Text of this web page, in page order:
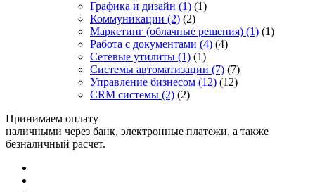
Графика и дизайн (1) (1)
Коммуникации (2) (2)
Маркетинг (облачные решения) (1) (1)
Работа с документами (4) (4)
Сетевые утилиты (1) (1)
Системы автоматизации (7) (7)
Управление бизнесом (12) (12)
CRM системы (2) (2)
Принимаем оплату
наличными через банк, электронные платежи, а также
безналичный расчет.